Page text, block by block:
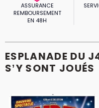
ASSURANCE
REMBOURSEMENT
EN 48H
ESPLANADE DU
S’Y SONT JOUÉS